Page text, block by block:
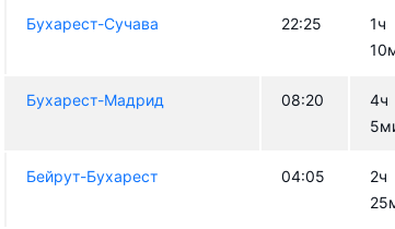
Бухарест-Сучава 22:25
1ч
Бухарест-Мадрид 08:20
4ч
Бейрут-Бухарест 04:05
2ч